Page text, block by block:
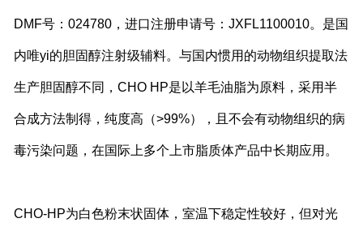
DMF号：024780，进口注册申请号：JXFL1100010。是国
内唯yi的胆固醇注射级辅料。与国内惯用的动物组织提取法
生产胆固醇不同，CHO HP是以羊毛油脂为原料，采用半
合成方法制得，纯度高（>99%），且不会有动物组织的病
毒污染问题，在国际上多个上市脂质体产品中长期应用。
CHO-HP为白色粉末状固体，室温下稳定性较好，但对光